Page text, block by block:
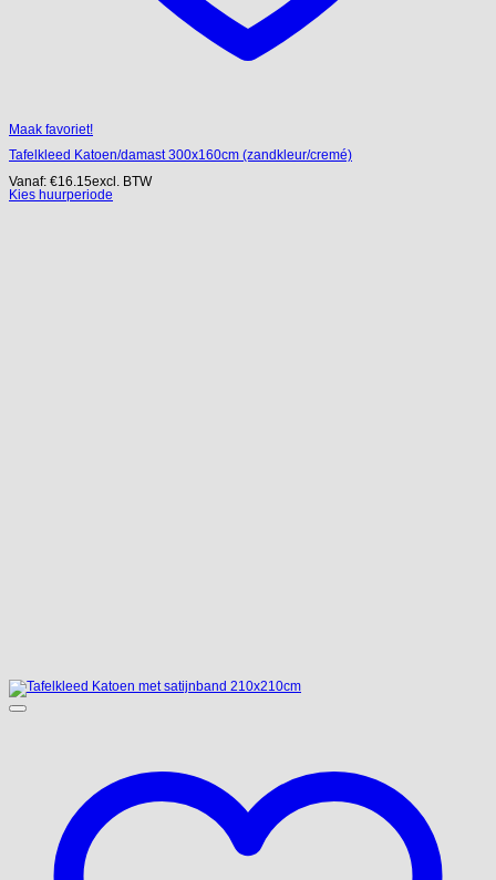
Maak favoriet!
Tafelkleed Katoen/damast 300x160cm (zandkleur/cremé)
Vanaf: €16.15excl. BTW
Kies huurperiode